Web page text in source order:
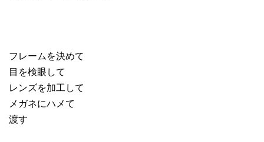
フレームを決めて
目を検眼して
レンズを加工して
メガネにハメて
渡す